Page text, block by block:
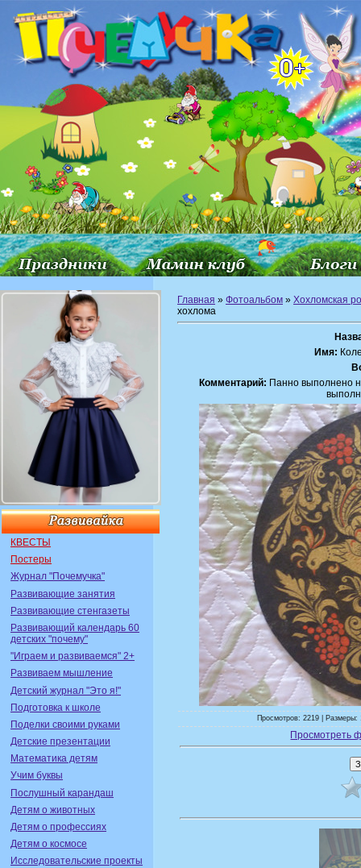
КВЕСТЫ
Постеры
Журнал "Почемучка"
Развивающие занятия
Развивающие стенгазеты
Развивающий календарь 60
детских "почему"
"Играем и развиваемся" 2+
Развиваем мышление
Детский журнал "Это я!"
Подготовка к школе
Поделки своими руками
Детские презентации
Математика детям
Учим буквы
Послушный карандаш
Детям о животных
Детям о профессиях
Детям о космосе
Исследовательские проекты
Главная » Фотоальбом » Хохломская
хохлома
Имя:
Комментарий: Панно выполнено
Просмотров: 2219 |
Просмотреть